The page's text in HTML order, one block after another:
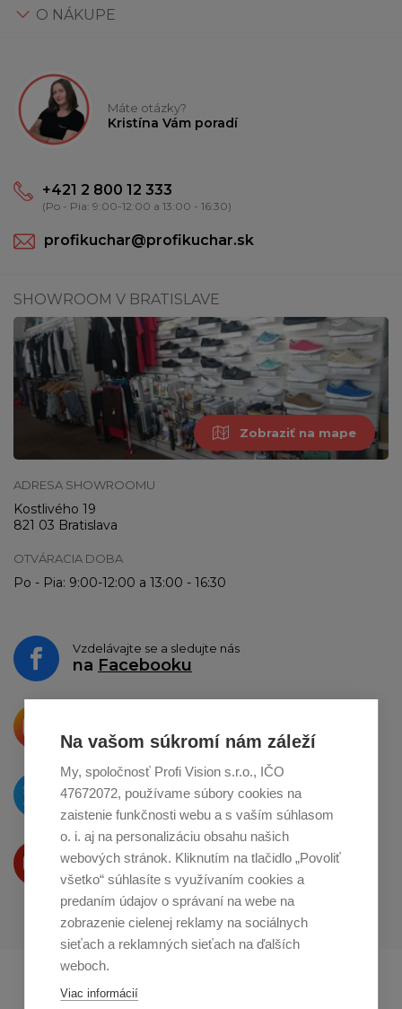
O NÁKUPE
Máte otázky?
Kristína Vám poradí
+421 2 800 12 333
(Po - Pia: 9:00-12:00 a 13:00 - 16:30)
profikuchar@profikuchar.sk
SHOWROOM V BRATISLAVE
Zobraziť na mape
ADRESA SHOWROOMU
Kostlivého 19
821 03 Bratislava
OTVÁRACIA DOBA
Po - Pia: 9:00-12:00 a 13:00 - 16:30
Vzdelávajte se a sledujte nás
na Facebooku
o zdieľanie naInstagrame
O novinkách píšeme
naTwitteri
Produkty Vám predstavujeme
na Youtube
Profikuchař.cz
Na vašom súkromí nám záleží
My, spoločnosť Profi Vision s.r.o., IČO
47672072, používame súbory cookies na
zaistenie funkčnosti webu a s vaším súhlasom
o. i. aj na personalizáciu obsahu našich
webových stránok. Kliknutím na tlačidlo „Povoliť
všetko“ súhlasíte s využívaním cookies a
predaním údajov o správaní na webe na
zobrazenie cielenej reklamy na sociálnych
sieťach a reklamných sieťach na ďalších
weboch.
Viac informácií